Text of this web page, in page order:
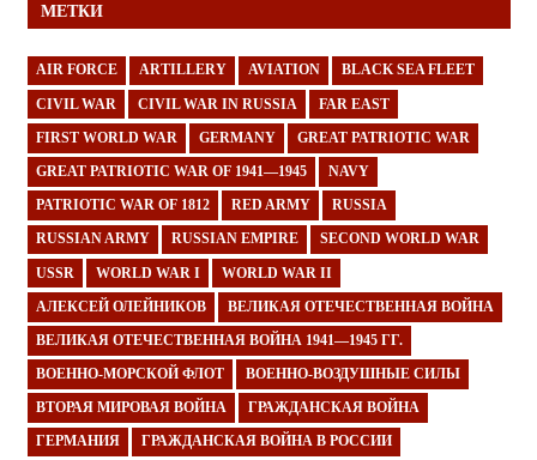
МЕТКИ
AIR FORCE ARTILLERY AVIATION BLACK SEA FLEET
CIVIL WAR CIVIL WAR IN RUSSIA FAR EAST
FIRST WORLD WAR GERMANY GREAT PATRIOTIC WAR
GREAT PATRIOTIC WAR OF 1941—1945 NAVY
PATRIOTIC WAR OF 1812 RED ARMY RUSSIA
RUSSIAN ARMY RUSSIAN EMPIRE SECOND WORLD WAR
USSR WORLD WAR I WORLD WAR II
АЛЕКСЕЙ ОЛЕЙНИКОВ ВЕЛИКАЯ ОТЕЧЕСТВЕННАЯ ВОЙНА
ВЕЛИКАЯ ОТЕЧЕСТВЕННАЯ ВОЙНА 1941—1945 ГГ.
ВОЕННО-МОРСКОЙ ФЛОТ ВОЕННО-ВОЗДУШНЫЕ СИЛЫ
ВТОРАЯ МИРОВАЯ ВОЙНА ГРАЖДАНСКАЯ ВОЙНА
ГЕРМАНИЯ ГРАЖДАНСКАЯ ВОЙНА В РОССИИ